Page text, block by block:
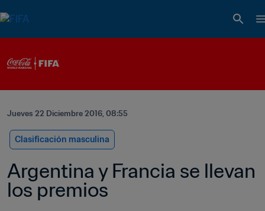
Jueves 22 Diciembre 2016, 08:55
Clasificación masculina
Argentina y Francia se llevan
los premios